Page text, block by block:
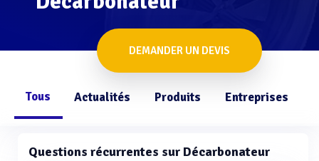
DEMANDER UN DEVIS
Tous Actualités Produits Entreprises
Questions récurrentes sur Décarbonateur